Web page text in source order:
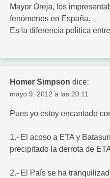
Mayor Oreja, los
fenómenos en España.
Es la diferencia politica
Homer Simpson dice:
mayo 9, 2012 a las 20:11
Pues yo estoy encantado
1.- El acoso a ETA y
precipitado la derrota de
2.- El País se ha